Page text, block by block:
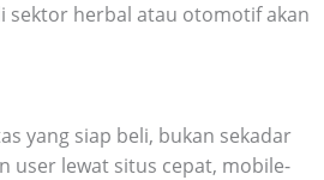
sektor herbal atau otomotif akan
yang siap beli, bukan sekadar
user lewat situs cepat, mobile-